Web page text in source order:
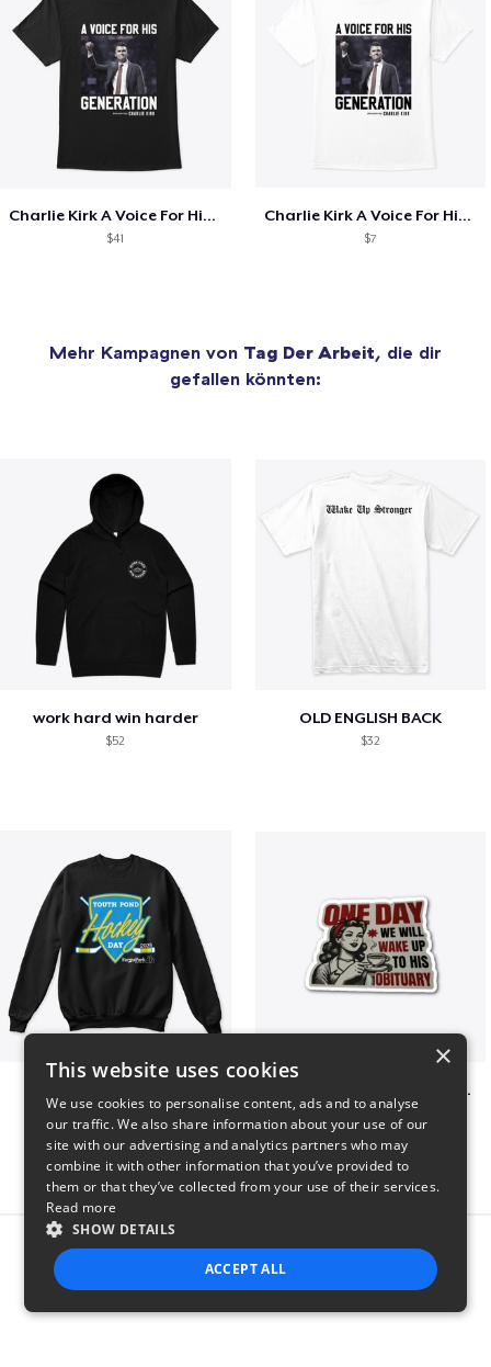
Charlie Kirk A Voice For His Generation
$41
Charlie Kirk A Voice For His Generation
$7
Mehr Kampagnen von Tag Der Arbeit, die dir
gefallen könnten:
work hard win harder
$52
OLD ENGLISH BACK
$32
ONE DAY WE WILL WAKE UP TO HIS OBITUARY
Report this product
×
This website uses cookies
We use cookies to personalise content, ads and to analyse
our traffic. We also share information about your use of our
site with our advertising and analytics partners who may
combine it with other information that you’ve provided to
them or that they’ve collected from your use of their services.
Read more
SHOW DETAILS
ACCEPT ALL
STRICTLY NECESSARY PERFORMANCE